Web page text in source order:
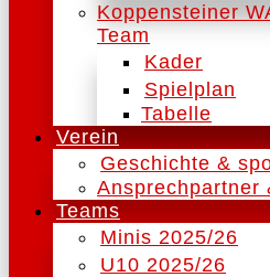
Koppensteiner
Team
Kader
Spielplan
Tabelle
Verein
Geschichte &
Ansprechpartner
Teams
Minis 2025/26
U10 2025/26